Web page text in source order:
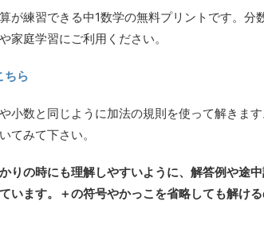
が練習できる中1数学の無料プリントです。分
家庭学習にご利用ください。
ちら
小数と同じように加法の規則を使って解きま
てみて下さい。
りの時にも理解しやすいように、解答例や途中
います。＋の符号やかっこを省略しても解け